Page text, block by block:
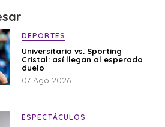
DEPORTES
Universitario vs. Sporting
Cristal: así llegan al esperado
duelo
07 Ago 2026
ESPECTÁCULOS